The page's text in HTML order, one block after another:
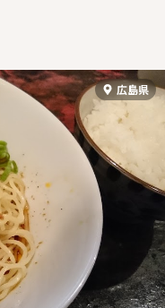
広島県